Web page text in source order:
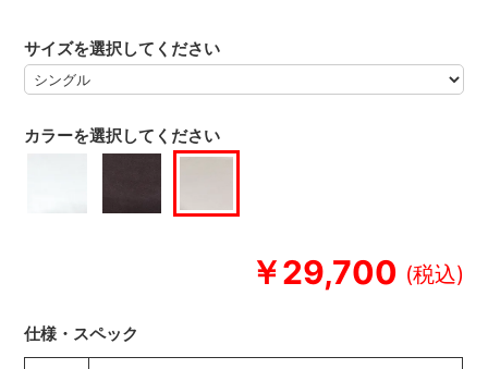
￥29,700
カラーを選択してください
サイズを選択してください
仕様・スペック